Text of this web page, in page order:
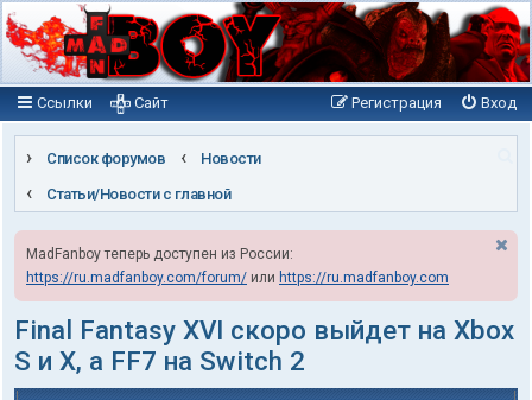
Ссылки Вход
Регистрация
Сайт
Список форумов
Новости
Статьи/Новости с главной
MadFanboy теперь доступен из России:
https://ru.madfanboy.com/forum/ или https://ru.madfanboy.com
Final Fantasy XVI скоро выйдет на Xbox
S и X, а FF7 на Switch 2